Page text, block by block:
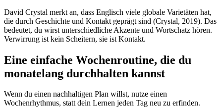
David Crystal merkt an, dass Englisch viele globale Varietäten hat,
die durch Geschichte und Kontakt geprägt sind (Crystal, 2019). Das
bedeutet, du wirst unterschiedliche Akzente und Wortschatz hören.
Verwirrung ist kein Scheitern, sie ist Kontakt.
Eine einfache Wochenroutine, die du
monatelang durchhalten kannst
Wenn du einen nachhaltigen Plan willst, nutze einen
Wochenrhythmus, statt dein Lernen jeden Tag neu zu erfinden.